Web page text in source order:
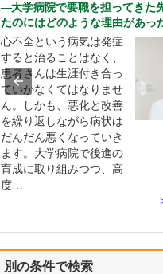
別の条件で検索
大学病院で要職を担ってきた
たのにはどのような理由があっ
心不全という病気は発症
すると治ることはなく、
患者さんは生涯付き合っ
ていかなくてはなりませ
ん。しかも、悪化と改善
を繰り返しながら病状は
だんだん悪くなっていき
ます。大学病院で後進の
育成に取り組みつつ、高
度…